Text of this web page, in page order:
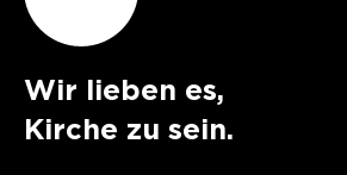
Wir lieben es,
Kirche zu sein.